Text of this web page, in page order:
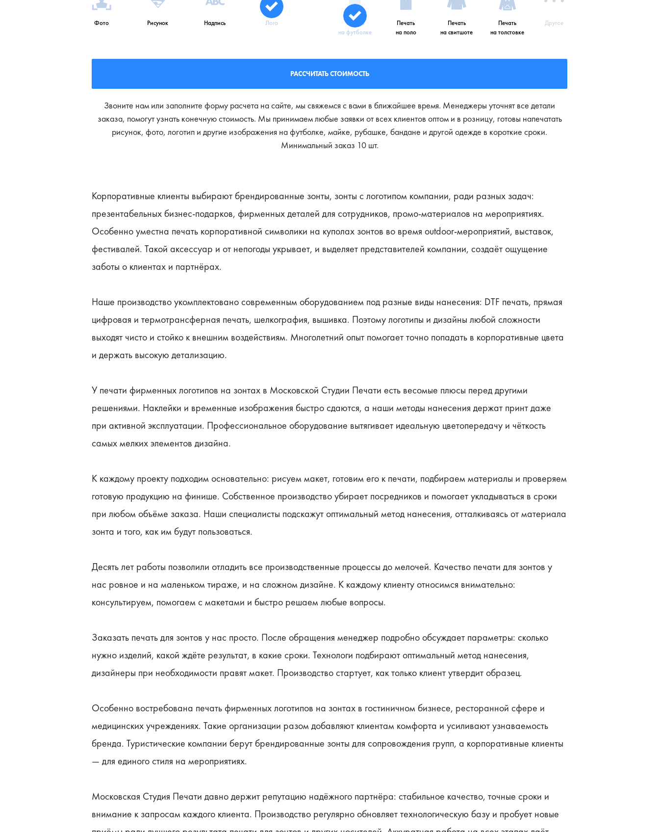
Фото Рисунок Надпись Лого
Печать
на футболке
Печать
на поло
Печать
на свитшоте
Печать
на толстовке
Другое
РАССЧИТАТЬ СТОИМОСТЬ
Звоните нам или заполните форму расчета на сайте, мы свяжемся с вами в ближайшее время. Менеджеры уточнят все детали
заказа, помогут узнать конечную стоимость. Мы принимаем любые заявки от всех клиентов оптом и в розницу, готовы напечатать
рисунок, фото, логотип и другие изображения на футболке, майке, рубашке, бандане и другой одежде в короткие сроки.
Минимальный заказ 10 шт.
Корпоративные клиенты выбирают брендированные зонты, зонты с логотипом компании, ради разных задач:
презентабельных бизнес-подарков, фирменных деталей для сотрудников, промо-материалов на мероприятиях.
Особенно уместна печать корпоративной символики на куполах зонтов во время outdoor-мероприятий, выставок,
фестивалей. Такой аксессуар и от непогоды укрывает, и выделяет представителей компании, создаёт ощущение
заботы о клиентах и партнёрах.
Наше производство укомплектовано современным оборудованием под разные виды нанесения: DTF печать, прямая
цифровая и термотрансферная печать, шелкография, вышивка. Поэтому логотипы и дизайны любой сложности
выходят чисто и стойко к внешним воздействиям. Многолетний опыт помогает точно попадать в корпоративные цвета
и держать высокую детализацию.
У печати фирменных логотипов на зонтах в Московской Студии Печати есть весомые плюсы перед другими
решениями. Наклейки и временные изображения быстро сдаются, а наши методы нанесения держат принт даже
при активной эксплуатации. Профессиональное оборудование вытягивает идеальную цветопередачу и чёткость
самых мелких элементов дизайна.
К каждому проекту подходим основательно: рисуем макет, готовим его к печати, подбираем материалы и проверяем
готовую продукцию на финише. Собственное производство убирает посредников и помогает укладываться в сроки
при любом объёме заказа. Наши специалисты подскажут оптимальный метод нанесения, отталкиваясь от материала
зонта и того, как им будут пользоваться.
Десять лет работы позволили отладить все производственные процессы до мелочей. Качество печати для зонтов у
нас ровное и на маленьком тираже, и на сложном дизайне. К каждому клиенту относимся внимательно:
консультируем, помогаем с макетами и быстро решаем любые вопросы.
Заказать печать для зонтов у нас просто. После обращения менеджер подробно обсуждает параметры: сколько
нужно изделий, какой ждёте результат, в какие сроки. Технологи подбирают оптимальный метод нанесения,
дизайнеры при необходимости правят макет. Производство стартует, как только клиент утвердит образец.
Особенно востребована печать фирменных логотипов на зонтах в гостиничном бизнесе, ресторанной сфере и
медицинских учреждениях. Такие организации разом добавляют клиентам комфорта и усиливают узнаваемость
бренда. Туристические компании берут брендированные зонты для сопровождения групп, а корпоративные клиенты
— для единого стиля на мероприятиях.
Московская Студия Печати давно держит репутацию надёжного партнёра: стабильное качество, точные сроки и
внимание к запросам каждого клиента. Производство регулярно обновляет технологическую базу и пробует новые